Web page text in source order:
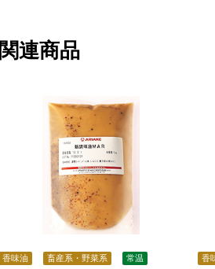
関連商品
香味油 畜産系・野菜系 常温 香